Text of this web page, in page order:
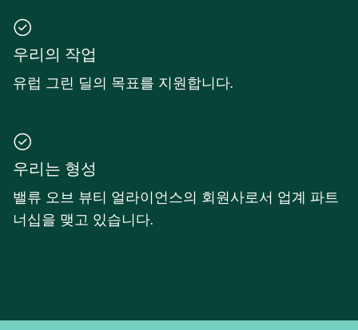
우리의 작업
유럽 그린 딜의 목표를 지원합니다.
우리는 형성
밸류 오브 뷰티 얼라이언스의 회원사로서 업계 파트
너십을 맺고 있습니다.